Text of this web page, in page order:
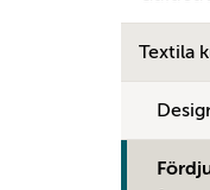
Textila